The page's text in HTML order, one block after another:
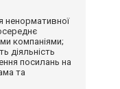
ненормативної
компаніями;
діяльність
посилань на
та